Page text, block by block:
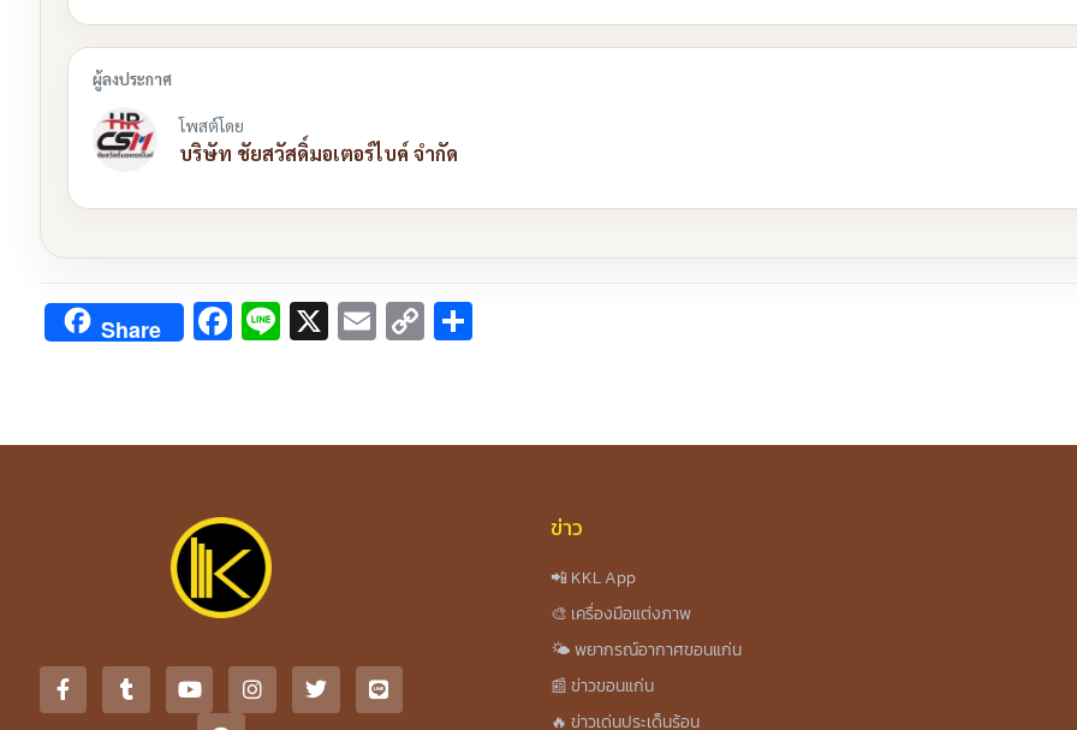
โพสต์โดย
บริษัท ชัยสวัสดิ์มอเตอร์ไบค์ จำกัด
Share Facebook
Line
X Email
Copy
ข่าว
📲 KKL App
🎨 เครื่องมือแต่งภาพ
🌤️ พยากรณ์อากาศขอนแก่น
📰 ข่าวขอนแก่น
🔥 ข่าวเด่นประเด็นร้อน